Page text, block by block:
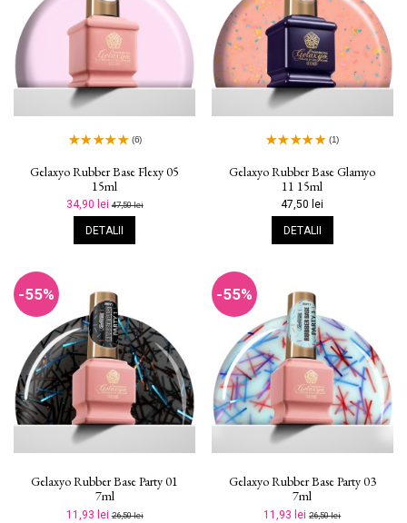
(6)
Gelaxyo Rubber Base Flexy 05
15ml
34,90 lei47,50 lei
DETALII
(1)
Gelaxyo Rubber Base Glamyo
11 15ml
47,50 lei
DETALII
-55%
Gelaxyo Rubber Base Party 01
7ml
11,93 lei26,50 lei
-55%
Gelaxyo Rubber Base Party 03
7ml
11,93 lei26,50 lei